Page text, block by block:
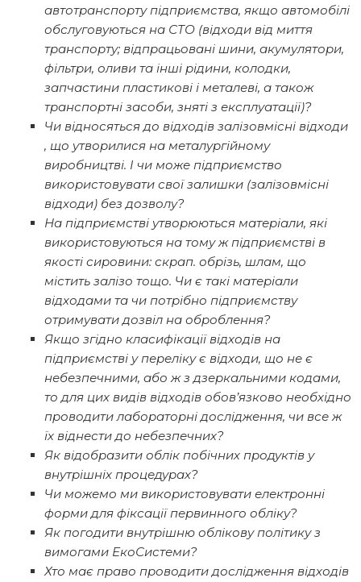
автотранспорту підприємства, якщо автомобілі
обслуговуються на СТО (відходи від миття
транспорту; відпрацьовані шини, акумулятори,
фільтри, оливи та інші рідини, колодки,
запчастини пластикові і металеві, а також
транспортні засоби, зняті з експлуатації)?
Чи відносяться до відходів залізовмісні відходи
, що утворилися на металургійному
виробництві. І чи може підприємство
використовувати свої залишки (залізовмісні
відходи) без дозволу?
На підприємстві утворюються матеріали, які
використовуються на тому ж підприємстві в
якості сировини: скрап. обрізь, шлам, що
містить залізо тощо. Чи є такі матеріали
відходами та чи потрібно підприємству
отримувати дозвіл на оброблення?
Якщо згідно класифікації відходів на
підприємстві у переліку є відходи, що не є
небезпечними, або ж з дзеркальними кодами,
то для цих видів відходів обов’язково необхідно
проводити лабораторні дослідження, чи все ж
їх віднести до небезпечних?
Як відобразити облік побічних продуктів у
внутрішніх процедурах?
Чи можемо ми використовувати електронні
форми для фіксації первинного обліку?
Як погодити внутрішню облікову політику з
вимогами ЕкоСистеми?
Хто має право проводити дослідження відходів